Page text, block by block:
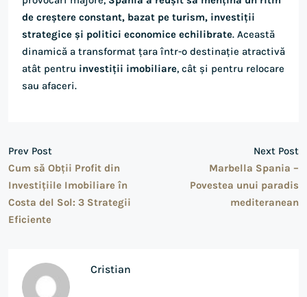
de creștere constant, bazat pe turism, investiții
strategice și politici economice echilibrate. Această
dinamică a transformat țara într-o destinație atractivă
atât pentru investiții imobiliare, cât și pentru relocare
sau afaceri.
Prev Post
Cum să Obții Profit din
Investițiile Imobiliare în
Costa del Sol: 3 Strategii
Eficiente
Next Post
Marbella Spania –
Povestea unui paradis
mediteranean
Cristian